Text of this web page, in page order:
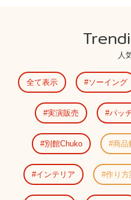
人
全て表示 ソーイング
実演販売 パッ
別館Chuko 商品
インテリア 作り方